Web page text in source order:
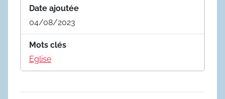
Date ajoutée
04/08/2023
Mots clés
Eglise